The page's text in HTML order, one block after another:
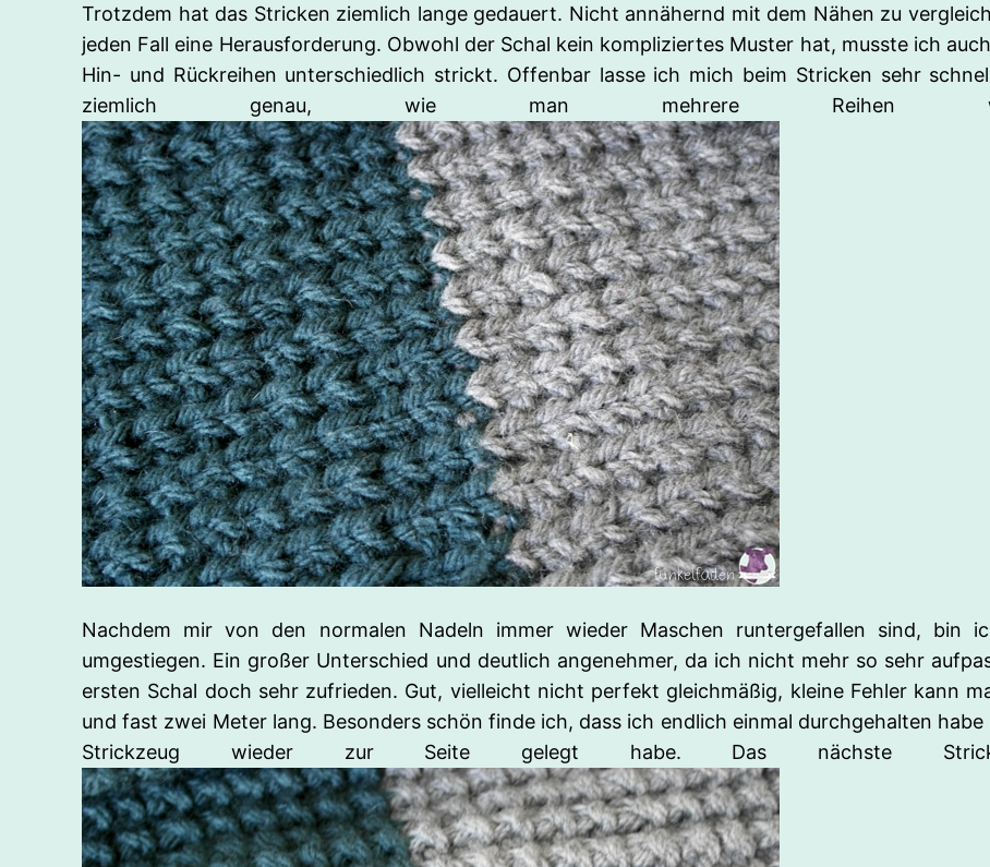
Trotzdem hat das Stricken ziemlich lange gedauert. Nicht annähernd mit dem Nähen zu
jeden Fall eine Herausforderung. Obwohl der Schal kein kompliziertes Muster hat, musste ich
Hin- und Rückreihen unterschiedlich strickt. Offenbar lasse ich mich beim Stricken sehr
ziemlich genau, wie man mehrere Reihen
Nachdem mir von den normalen Nadeln immer wieder Maschen runtergefallen sind, bin
umgestiegen. Ein großer Unterschied und deutlich angenehmer, da ich nicht mehr so sehr
ersten Schal doch sehr zufrieden. Gut, vielleicht nicht perfekt gleichmäßig, kleine Fehler kann
und fast zwei Meter lang. Besonders schön finde ich, dass ich endlich einmal durchgehalten
Strickzeug wieder zur Seite gelegt habe. Das nächste